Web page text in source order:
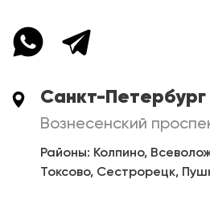
Санкт-Петербург
Вознесенский
Районы: Колпино,
Токсово, Сестрорецк,